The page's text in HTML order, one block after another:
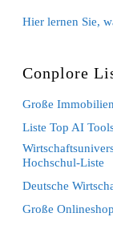
Hier lernen Sie,
Conplore
Große
Liste Top AI
Hochschul-Liste
Deutsche
Große